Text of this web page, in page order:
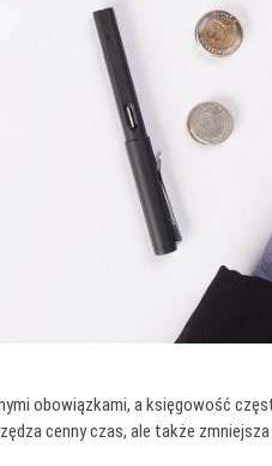
obowiązkami, a księgowość
cenny czas, ale także